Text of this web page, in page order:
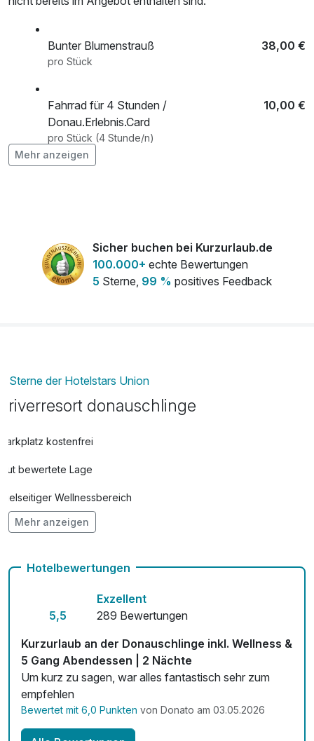
Bunter Blumenstrauß 38,00 €
pro Stück
Fahrrad für 4 Stunden /
Donau.Erlebnis.Card
10,00 €
pro Stück (4 Stunde/n)
Flasche Blauer Zweigelt - Hausmarke am
Zimmer
Zimmer
Flasche Grüner Veltliner - Hausmarke am
pro Stück
Flasche Male´s – RedHotSecco am
Zimmer
pro Stück
pro Stück
Flasche Sekt am Zimmer (Schlumberger
Sparkling)
Hundepaket (pro Hund/Nacht) - erlaubt in
DZ Waldseite / DZ Seeseite
20,00 €
pro Nacht (1 Nacht)
Mehr anzeigen
Sicher buchen bei Kurzurlaub.de
100.000+ echte Bewertungen
5 Sterne, 99 % positives Feedback
Sterne der Hotelstars Union
riverresort donauschlinge
Parkplatz kostenfrei
Gut bewertete Lage
Vielseitiger Wellnessbereich
Hunde im Hotel erlaubt für 20,00 € pro Stück / Nacht
Kostenloses W-LAN
Mit Hotelbar
Mehr anzeigen
Hotelbewertungen
5,5
Exzellent
289 Bewertungen
Kurzurlaub an der Donauschlinge inkl. Wellness &
5 Gang Abendessen | 2 Nächte
Um kurz zu sagen, war alles fantastisch sehr zum
empfehlen
Bewertet mit 6,0 Punkten von Donato am 03.05.2026